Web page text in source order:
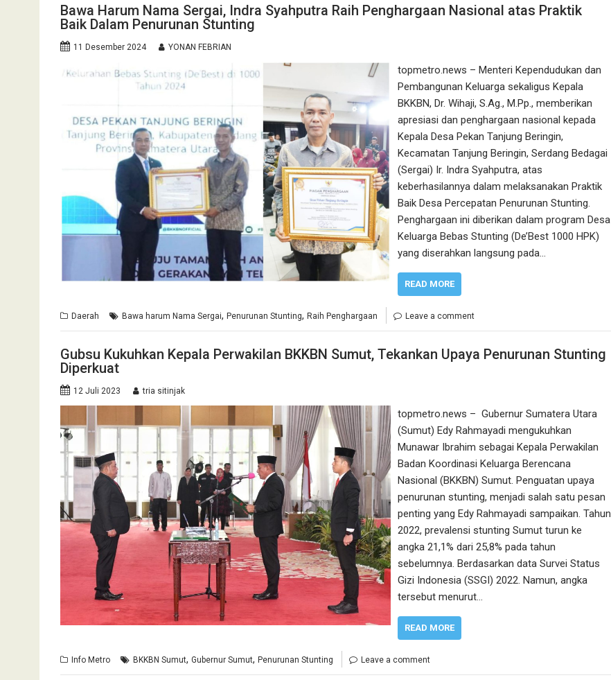
Bawa Harum Nama Sergai, Indra Syahputra Raih Penghargaan Nasional atas Praktik
Baik Dalam Penurunan Stunting
11 Desember 2024 YONAN FEBRIAN
topmetro.news – Menteri Kependudukan dan
Pembangunan Keluarga sekaligus Kepala
BKKBN, Dr. Wihaji, S.Ag., M.Pp., memberikan
apresiasi dan penghargaan nasional kepada
Kepala Desa Pekan Tanjung Beringin,
Kecamatan Tanjung Beringin, Serdang Bedagai
(Sergai) Ir. Indra Syahputra, atas
keberhasilannya dalam melaksanakan Praktik
Baik Desa Percepatan Penurunan Stunting.
Penghargaan ini diberikan dalam program Desa
Keluarga Bebas Stunting (De’Best 1000 HPK)
yang diserahkan langsung pada…
READ MORE
Daerah Bawa harum Nama Sergai, Penurunan Stunting, Raih Penghargaan Leave a comment
Gubsu Kukuhkan Kepala Perwakilan BKKBN Sumut, Tekankan Upaya Penurunan Stunting
Diperkuat
12 Juli 2023 tria sitinjak
topmetro.news – Gubernur Sumatera Utara
(Sumut) Edy Rahmayadi mengukuhkan
Munawar Ibrahim sebagai Kepala Perwakilan
Badan Koordinasi Keluarga Berencana
Nasional (BKKBN) Sumut. Penguatan upaya
penurunan stunting, menjadi salah satu pesan
penting yang Edy Rahmayadi sampaikan. Tahun
2022, prevalensi stunting Sumut turun ke
angka 21,1% dari 25,8% pada tahun
sebelumnya. Berdasarkan data Survei Status
Gizi Indonesia (SSGI) 2022. Namun, angka
tersebut menurut…
READ MORE
Info Metro BKKBN Sumut, Gubernur Sumut, Penurunan Stunting Leave a comment